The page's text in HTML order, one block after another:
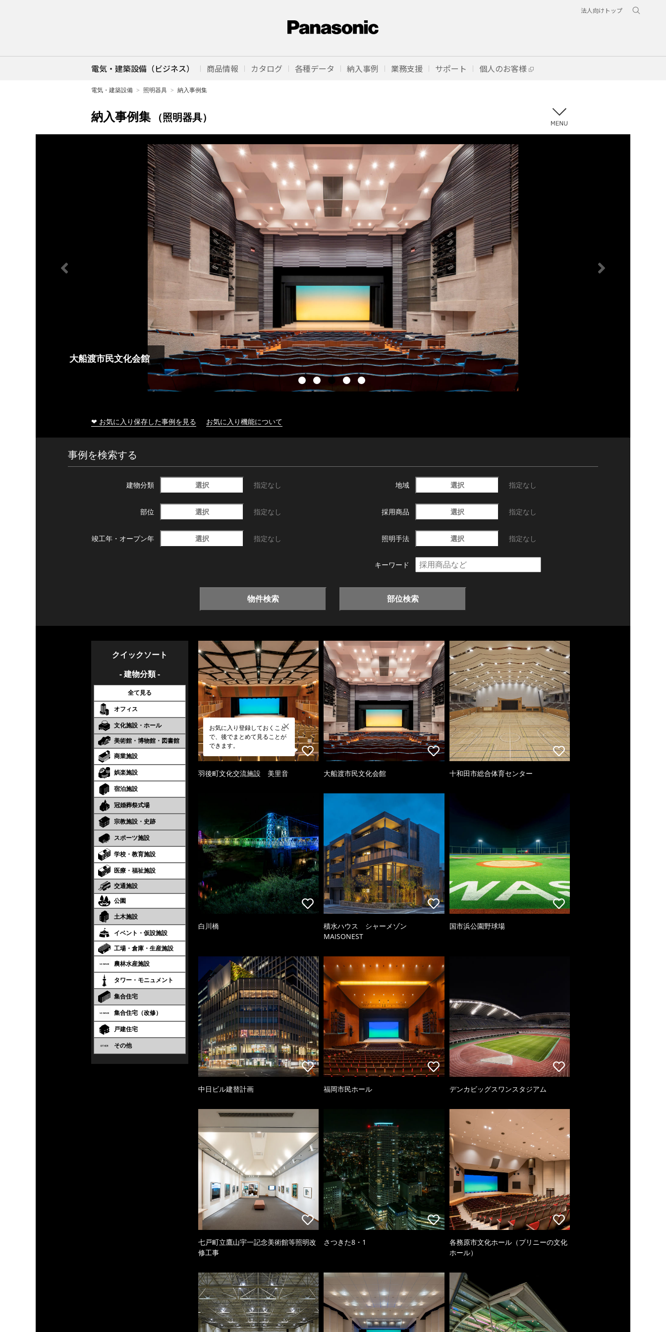
法人向けトップ
電気・建築設備（ビジネス） 商品情報 カタログ 各種データ 納入事例 業務支援 サポート 個人のお客様
電気・建築設備 照明器具 納入事例集
納入事例集 （照明器具）
大船渡市民文化会館
❤ お気に入り保存した事例を見る お気に入り機能について
事例を検索する
建物分類 選択 指定なし 地域 選択 指定なし
部位 選択 指定なし 採用商品 選択 指定なし
竣工年・ オープン年 選択 指定なし 照明手法 選択 指定なし
キーワード
物件検索 部位検索
クイックソート
- 建物分類 -
全て見る
オフィス
文化施設・ホール
美術館・博物館・図書館
商業施設
娯楽施設
宿泊施設
冠婚葬祭式場
宗教施設・史跡
スポーツ施設
学校・教育施設
医療・福祉施設
交通施設
公園
土木施設
イベント・仮設施設
工場・倉庫・生産施設
農林水産施設
タワー・モニュメント
集合住宅
集合住宅（改修）
戸建住宅
その他
お気に入り登録しておくこと
で、後でまとめて見ることが
できます。
羽後町文化交流施設 美里音 大船渡市民文化会館 十和田市総合体育センター
白川橋
積水ハウス シャーメゾン
MAISONEST
国市浜公園野球場
中日ビル建替計画 福岡市民ホール デンカビッグスワンスタジアム
七戸町立鷹山宇一記念美術館等照明改
修工事
さつきた8・1
各務原市文化ホール（プリニーの文化
ホール）